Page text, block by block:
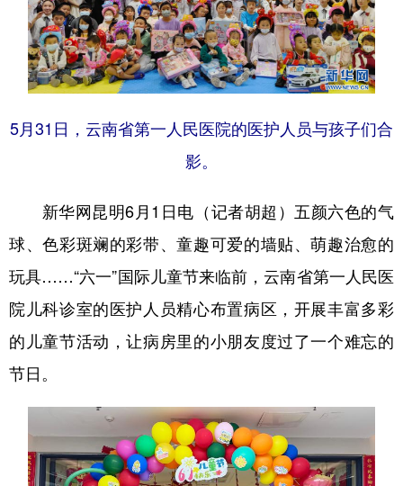
云南青年说 趣看文物
5月31日，云南省第一人民医院的医护人员与孩子们合
影。
新华网昆明6月1日电（记者胡超）五颜六色的气
球、色彩斑斓的彩带、童趣可爱的墙贴、萌趣治愈的
玩具……“六一”国际儿童节来临前，云南省第一人民医
院儿科诊室的医护人员精心布置病区，开展丰富多彩
的儿童节活动，让病房里的小朋友度过了一个难忘的
节日。